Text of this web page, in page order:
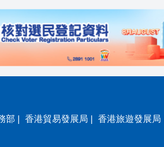
部 香港貿易發展局 香港旅遊發展局